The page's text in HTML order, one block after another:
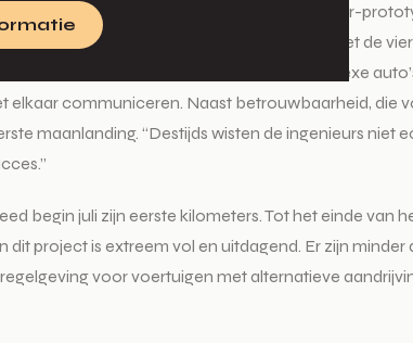
van conventioneel aangedreven Dakar-
Motorsport Design bij Audi. Het merk met de
ik denk dat dit een van de meest complexe
communiceren. Naast betrouwbaarheid, die
maanlanding. “Destijds wisten de ingenieurs
begin juli zijn eerste kilometers. Tot het einde
dit project is extreem vol en uitdagend. Er zijn
voor voertuigen met alternatieve